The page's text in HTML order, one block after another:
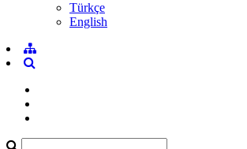
Türkçe
English